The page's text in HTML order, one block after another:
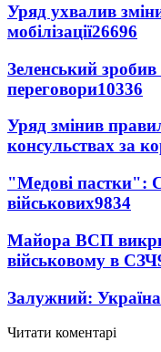
Уряд ухвалив
мобілізації26696
Зеленський
переговори10336
Уряд змінив
консульствах за
"Медові пастки":
військових9834
Майора ВСП
військовому в СЗЧ
Залужний:
Читати коментарі